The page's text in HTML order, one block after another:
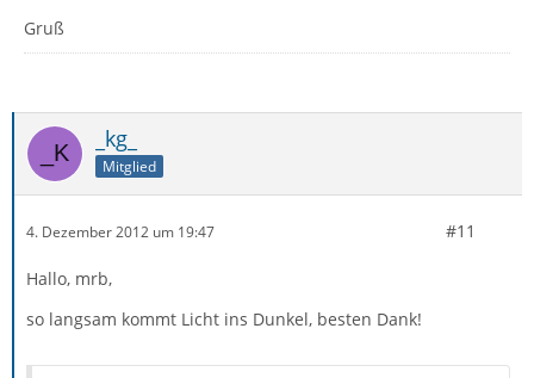
Gruß
_kg_
Mitglied
4. Dezember 2012 um 19:47 #11
Hallo, mrb,
so langsam kommt Licht ins Dunkel, besten Dank!